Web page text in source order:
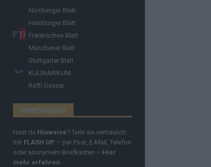
Nürnberger Blatt
Hamburger Blatt
Fränkisches Blatt
Münchener Blatt
Stuttgarter Blatt
KULINARIKUM.
Raffi Gasser
HINWEISGEBER
Hast du Hinweise? Teile sie vertraulich
mit FLASH UP – per Post, E-Mail, Telefon
oder anonymem Briefkasten – Hier
mehr erfahren.